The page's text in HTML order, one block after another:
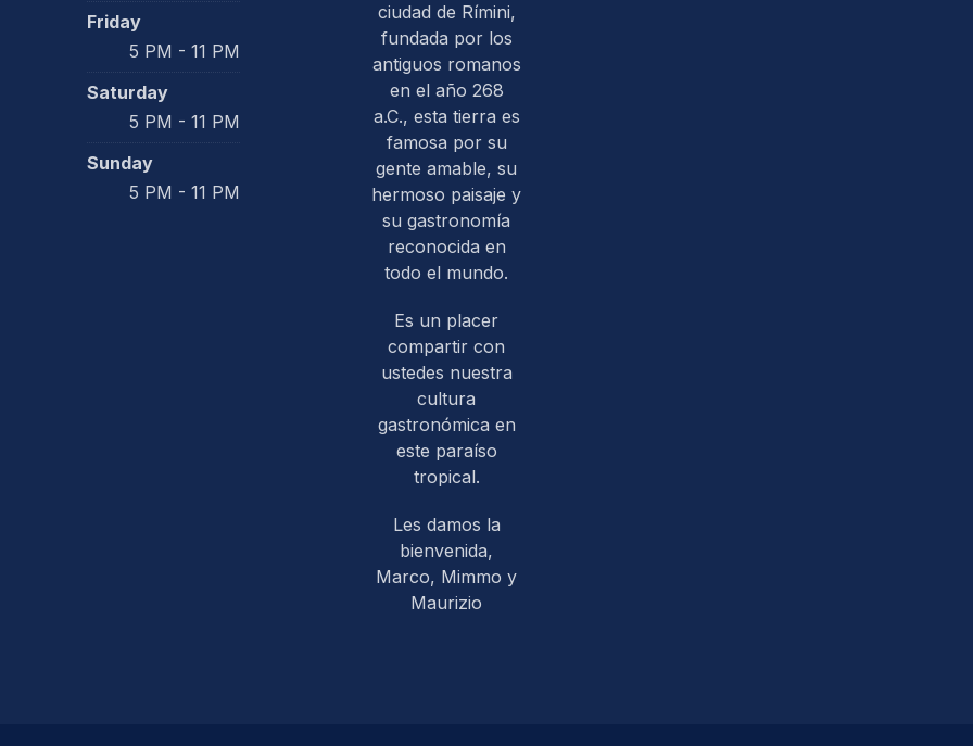
Friday
5 PM - 11 PM
Saturday
5 PM - 11 PM
Sunday
5 PM - 11 PM
ciudad de Rímini,
fundada por los
antiguos romanos
en el año 268
a.C., esta tierra es
famosa por su
gente amable, su
hermoso paisaje y
su gastronomía
reconocida en
todo el mundo.
Es un placer
compartir con
ustedes nuestra
cultura
gastronómica en
este paraíso
tropical.
Les damos la
bienvenida,
Marco, Mimmo y
Maurizio